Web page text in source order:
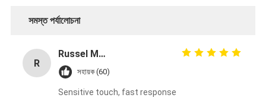
সমস্ত পর্যালোচনা
R
Russel Mohammed
সহায়ক (60)
Sensitive touch, fast response